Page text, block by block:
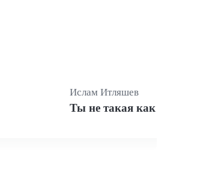
Ислам Итляшев
Ты не такая как все